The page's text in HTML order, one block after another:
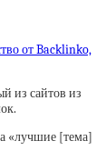
из сайтов из
«лучшие [тема]